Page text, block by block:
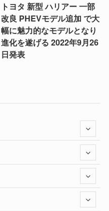
トヨタ 新型 ハリアー 一部
改良 PHEVモデル追加 で大
幅に魅力的なモデルとなり
進化を遂げる 2022年9月26
日発表